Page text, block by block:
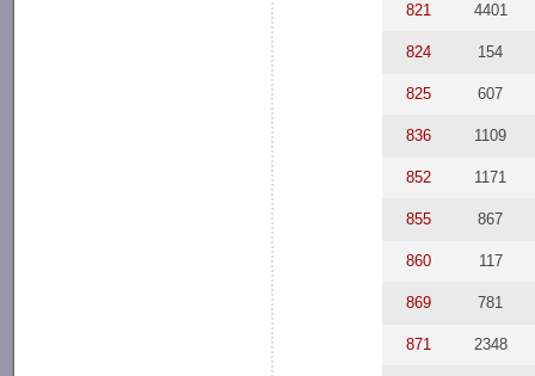
821 4401
824 154
825 607
836 1109
852 1171
855 867
860 117
869 781
871 2348